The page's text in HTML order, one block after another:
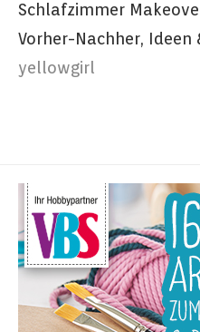
Schlafzimmer
Vorher-Nachher, Ideen
yellowgirl